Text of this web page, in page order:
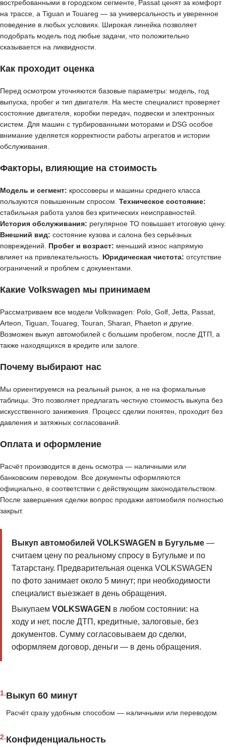
востребованными в городском сегменте, Passat ценят за комфорт
на трассе, а Tiguan и Touareg — за универсальность и уверенное
поведение в любых условиях. Широкая линейка позволяет
подобрать модель под любые задачи, что положительно
сказывается на ликвидности.
Как проходит оценка
Перед осмотром уточняются базовые параметры: модель, год
выпуска, пробег и тип двигателя. На месте специалист проверяет
состояние двигателя, коробки передач, подвески и электронных
систем. Для машин с турбированными моторами и DSG особое
внимание уделяется корректности работы агрегатов и истории
обслуживания.
Факторы, влияющие на стоимость
Модель и сегмент: кроссоверы и машины среднего класса
пользуются повышенным спросом. Техническое состояние:
стабильная работа узлов без критических неисправностей.
История обслуживания: регулярное ТО повышает итоговую цену.
Внешний вид: состояние кузова и салона без серьёзных
повреждений. Пробег и возраст: меньший износ напрямую
влияет на привлекательность. Юридическая чистота: отсутствие
ограничений и проблем с документами.
Какие Volkswagen мы принимаем
Рассматриваем все модели Volkswagen: Polo, Golf, Jetta, Passat,
Arteon, Tiguan, Touareg, Touran, Sharan, Phaeton и другие.
Возможен выкуп автомобилей с большим пробегом, после ДТП, а
также находящихся в кредите или залоге.
Почему выбирают нас
Мы ориентируемся на реальный рынок, а не на формальные
таблицы. Это позволяет предлагать честную стоимость выкупа без
искусственного занижения. Процесс сделки понятен, проходит без
давления и затяжных согласований.
Оплата и оформление
Расчёт производится в день осмотра — наличными или
банковским переводом. Все документы оформляются
официально, в соответствии с действующим законодательством.
После завершения сделки вопрос продажи автомобиля полностью
закрыт.
Выкуп автомобилей VOLKSWAGEN в Бугульме—
считаем цену по реальному спросу в Бугульме и по
Татарстану. Предварительная оценка VOLKSWAGEN
по фото занимает около 5 минут; при необходимости
специалист выезжает в день обращения.
Выкупаем VOLKSWAGEN в любом состоянии: на
ходу и нет, после ДТП, кредитные, залоговые, без
документов. Сумму согласовываем до сделки,
оформляем договор, деньги — в день обращения.
1.Выкуп 60 минут
Расчёт сразу удобным способом — наличными или переводом.
2.Конфиденциальность